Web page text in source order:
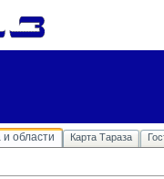
области Карта Тараза